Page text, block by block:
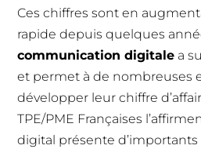
Ces chiffres sont en
rapide depuis quelques
communication digitale a
et permet à de nombreuses
développer leur chiffre
TPE/PME Françaises
digital présente